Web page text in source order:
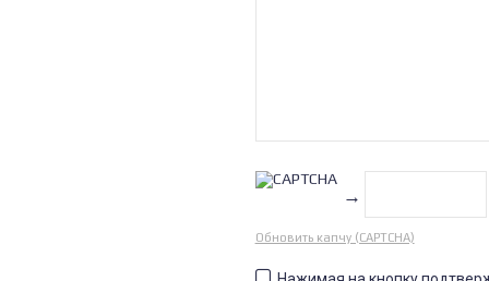
→
Обновить капчу (CAPTCHA)